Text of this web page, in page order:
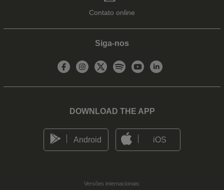
Contato online
Siga-nos
DOWNLOAD THE APP
Android iOS
Versões internacionais: